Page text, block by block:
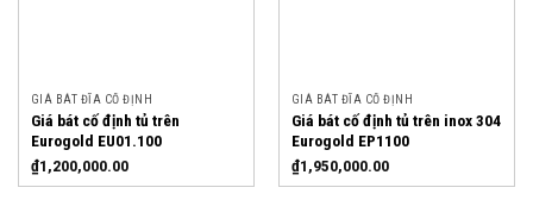
GIÁ BÁT ĐĨA CỐ ĐỊNH
Giá bát cố định tủ trên
Eurogold EU01.100
₫1,200,000.00
GIÁ BÁT ĐĨA CỐ ĐỊNH
Giá bát cố định tủ trên inox 304
Eurogold EP1100
₫1,950,000.00